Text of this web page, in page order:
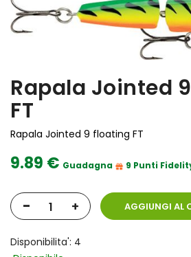
Rapala Jointed
FT
Rapala Jointed 9 floating FT
9.89 € Guadagna 9 Punti
- + AGGIUNGI AL
Disponibilita': 4